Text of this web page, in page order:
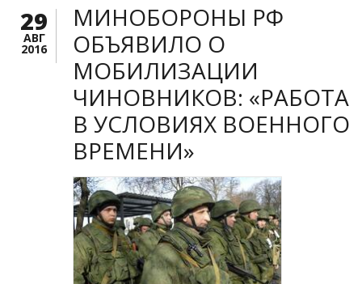
29
АВГ
2016
МИНОБОРОНЫ РФ
ОБЪЯВИЛО О
МОБИЛИЗАЦИИ
ЧИНОВНИКОВ: «РАБОТА
В УСЛОВИЯХ ВОЕННОГО
ВРЕМЕНИ»